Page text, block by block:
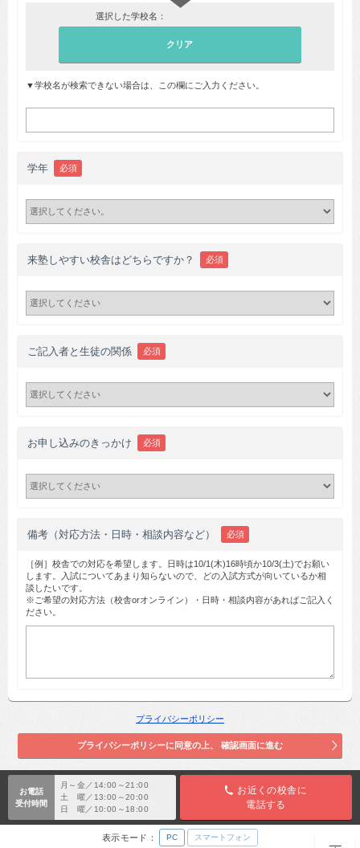
選択した学校名：
▼学校名が検索できない場合は、この欄にご入力ください。
学年 必須
来塾しやすい校舎はどちらですか？ 必須
ご記入者と生徒の関係 必須
お申し込みのきっかけ 必須
備考（対応方法・日時・相談内容など） 必須
［例］校舎での対応を希望します。日時は10/1(木)16時頃か10/3(土)でお願い
します。入試についてあまり知らないので、どの入試方式が向いているか相
談したいです。
※ご希望の対応方法（校舎orオンライン）・日時・相談内容があればご記入く
ださい。
プライバシーポリシー
お電話
受付時間
月～金／14:00～21:00
土 曜／13:00～20:00
日 曜／10:00～18:00
お近くの校舎に
電話する
表示モード： PC スマートフォン